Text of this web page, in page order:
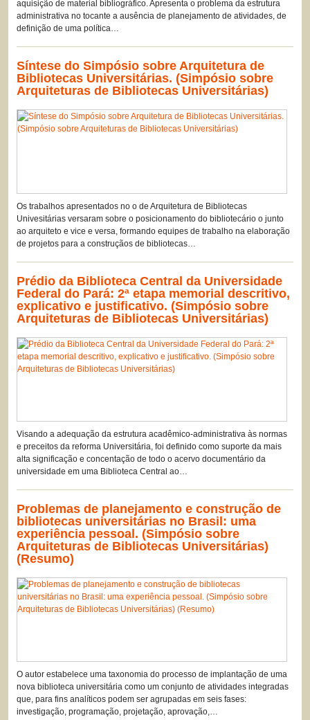
aquisição de material bibliográfico. Apresenta o problema da estrutura
administrativa no tocante a ausência de planejamento de atividades, de
definição de uma política…
Síntese do Simpósio sobre Arquitetura de
Bibliotecas Universitárias. (Simpósio sobre
Arquiteturas de Bibliotecas Universitárias)
Os trabalhos apresentados no o de Arquitetura de Bibliotecas
Univesitárias versaram sobre o posicionamento do bibliotecário o junto
ao arquiteto e vice e versa, formando equipes de trabalho na elaboração
de projetos para a construçãos de bibliotecas…
Prédio da Biblioteca Central da Universidade
Federal do Pará: 2ª etapa memorial descritivo,
explicativo e justificativo. (Simpósio sobre
Arquiteturas de Bibliotecas Universitárias)
Visando a adequação da estrutura acadêmico-administrativa às normas
e preceitos da reforma Universitária, foi definido como suporte da mais
alta significação e concentação de todo o acervo documentário da
universidade em uma Biblioteca Central ao…
Problemas de planejamento e construção de
bibliotecas universitárias no Brasil: uma
experiência pessoal. (Simpósio sobre
Arquiteturas de Bibliotecas Universitárias)
(Resumo)
O autor estabelece uma taxonomia do processo de implantação de uma
nova biblioteca universitária como um conjunto de atividades integradas
que, para fins analíticos podem ser agrupadas em seis fases:
investigação, programação, projetação, aprovação,…